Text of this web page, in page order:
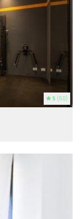
5 (50)